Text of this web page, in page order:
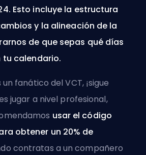
Esto incluye la estructura
y la alineación de la
de que sepas qué días
tu calendario.
fanático del VCT, ¡sigue
jugar a nivel profesional,
usar el código
obtener un 20% de
contratas a un compañero